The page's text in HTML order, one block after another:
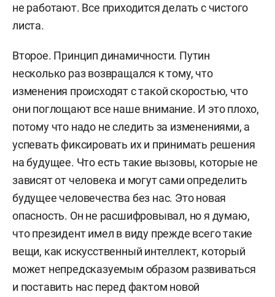
не работают. Все приходится делать с чистого
листа.
Второе. Принцип динамичности. Путин
несколько раз возвращался к тому, что
изменения происходят с такой скоростью, что
они поглощают все наше внимание. И это плохо,
потому что надо не следить за изменениями, а
успевать фиксировать их и принимать решения
на будущее. Что есть такие вызовы, которые не
зависят от человека и могут сами определить
будущее человечества без нас. Это новая
опасность. Он не расшифровывал, но я думаю,
что президент имел в виду прежде всего такие
вещи, как искусственный интеллект, который
может непредсказуемым образом развиваться
и поставить нас перед фактом новой